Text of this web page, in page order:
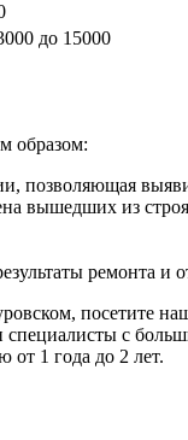
до 15000
образом:
позволяющая
вышедших из
ремонта
посетите наш
с
от 1 года до 2 лет.